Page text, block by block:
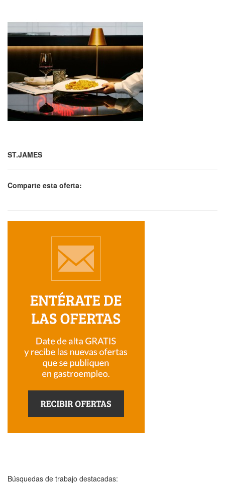
ST.JAMES
Comparte esta oferta:
Búsquedas de trabajo destacadas: